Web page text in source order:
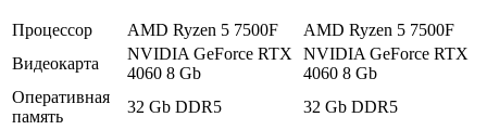
Процессор AMD Ryzen 5 7500F
AMD Ryzen 5 7500F
Видеокарта
NVIDIA GeForce RTX
4060 8 Gb
NVIDIA GeForce RTX
4060 8 Gb
Оперативная
память
32 Gb DDR5
32 Gb DDR5